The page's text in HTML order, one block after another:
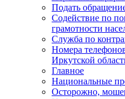
Подать
Содействие по
грамотности
Служба по
Номера
Иркутской
Главное
Национальные
Осторожно,